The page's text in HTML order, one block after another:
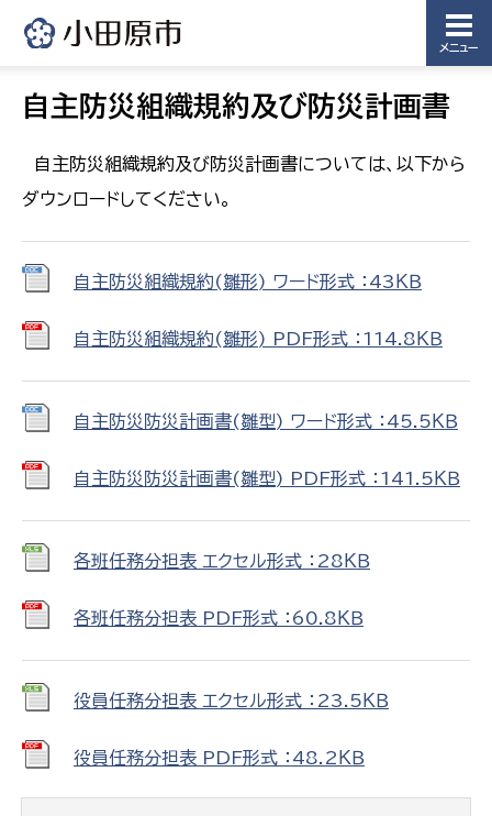
メニュー
自主防災組織規約及び防災計画書
自主防災組織規約及び防災計画書については、以下から
ダウンロードしてください。
自主防災組織規約(雛形) ワード形式 ：43ＫＢ
自主防災組織規約(雛形) PDF形式 ：114.8ＫＢ
自主防災防災計画書(雛型) ワード形式 ：45.5ＫＢ
自主防災防災計画書(雛型) PDF形式 ：141.5ＫＢ
各班任務分担表 エクセル形式 ：28ＫＢ
各班任務分担表 PDF形式 ：60.8ＫＢ
役員任務分担表 エクセル形式 ：23.5ＫＢ
役員任務分担表 PDF形式 ：48.2ＫＢ